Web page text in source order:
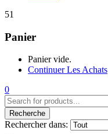
51
Panier
Panier vide.
Continuer Les Achats
0
Recherche
Rechercher dans: